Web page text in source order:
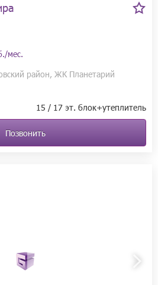
мес.
район, ЖК Планетарий
15 / 17 эт. блок+утеплитель
Позвонить